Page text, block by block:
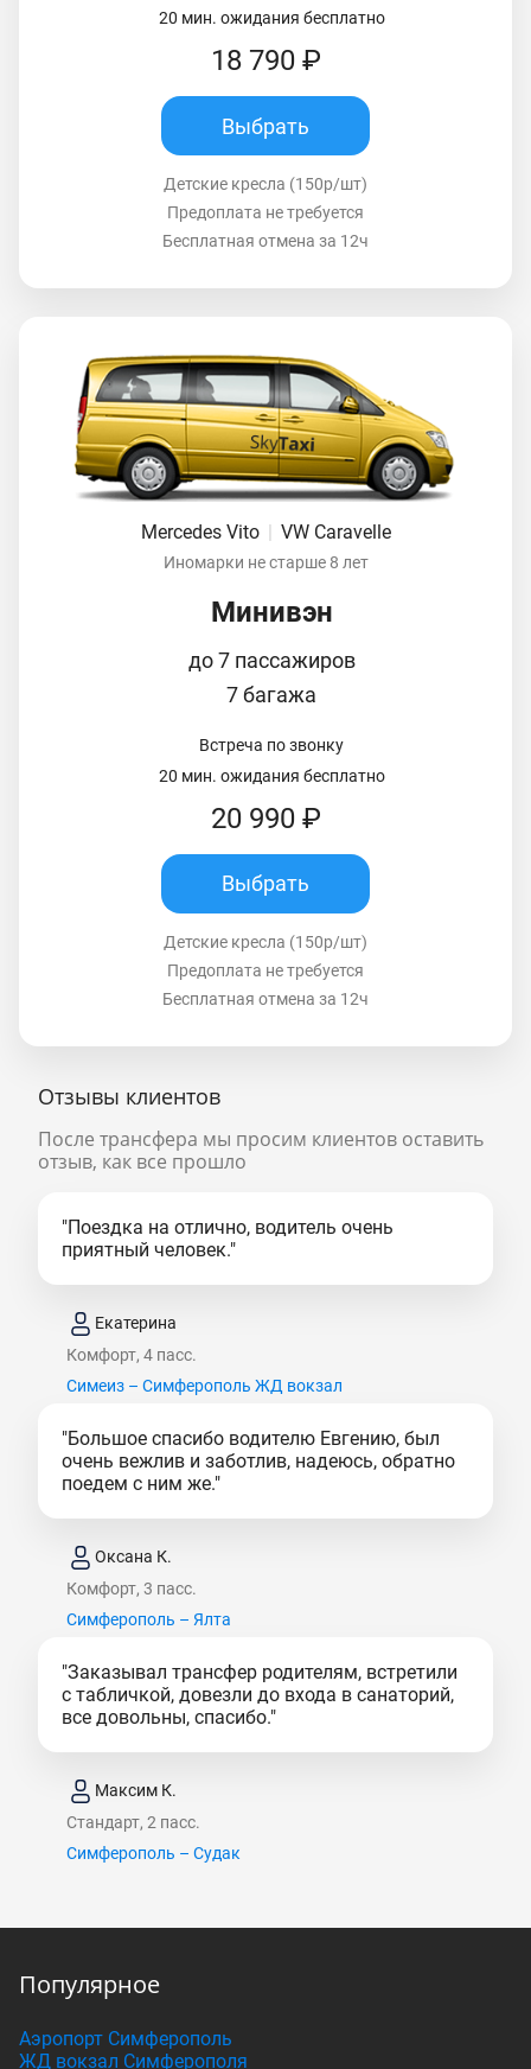
20 мин. ожидания бесплатно
18 790 ₽
Выбрать
Детские кресла (150р/шт)
Предоплата не требуется
Бесплатная отмена за 12ч
Mercedes Vito | VW Caravelle
Иномарки не старше 8 лет
Минивэн
до 7 пассажиров
7 багажа
Встреча по звонку
20 мин. ожидания бесплатно
20 990 ₽
Выбрать
Детские кресла (150р/шт)
Предоплата не требуется
Бесплатная отмена за 12ч
Отзывы клиентов
После трансфера мы просим клиентов оставить
отзыв, как все прошло
"Поездка на отлично, водитель очень
приятный человек."
Екатерина
Комфорт, 4 пасс.
Симеиз – Симферополь ЖД вокзал
"Большое спасибо водителю Евгению, был
очень вежлив и заботлив, надеюсь, обратно
поедем с ним же."
Оксана К.
Комфорт, 3 пасс.
Симферополь – Ялта
"Заказывал трансфер родителям, встретили
с табличкой, довезли до входа в санаторий,
все довольны, спасибо."
Максим К.
Стандарт, 2 пасс.
Симферополь – Судак
Популярное
Аэропорт Симферополь
ЖД вокзал Симферополя